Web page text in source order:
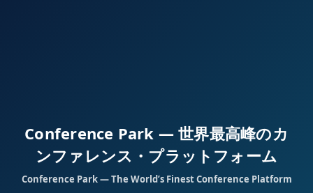
Conference Park — 世界最高峰のカ
ンファレンス・プラットフォーム
Conference Park — The World’s Finest Conference Platform